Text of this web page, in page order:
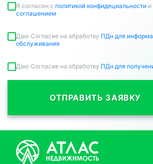
Я согласен c политикой конфидециальности и
соглашением
Даю Согласие на обработку ПДн для
обслуживания
Даю Согласие на обработку ПДн для
ОТПРАВИТЬ ЗАЯВКУ